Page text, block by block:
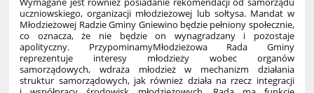
uczniowskiego, organizacji młodzieżowej lub sołtysa. Mandat w
Młodzieżowej Radzie Gminy Gniewino będzie pełniony społecznie,
co oznacza, że nie będzie on wynagradzany i pozostaje
apolityczny.
PrzypominamyMłodzieżowa Rada Gminy
reprezentuje interesy młodzieży wobec organów
samorządowych, wdraża młodzież w mechanizm działania
struktur samorządowych, jak również działa na rzecz integracji